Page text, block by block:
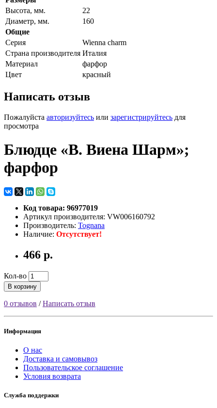
Высота, мм.
22
Диаметр, мм.
160
Общие
Серия
Wienna charm
Страна производителя Италия
Материал
фарфор
Цвет
красный
Написать отзыв
Пожалуйста авторизуйтесь или зарегистрируйтесь для
просмотра
Блюдце «В. Виена Шарм»;
фарфор
Код товара: 96977019
Артикул производителя: VW006160792
Производитель: Tognana
Наличие: Отсутствует!
466 р.
Кол-во
В корзину
0 отзывов /Написать отзыв
Информация
О нас
Доставка и самовывоз
Пользовательское соглашение
Условия возврата
Служба поддержки